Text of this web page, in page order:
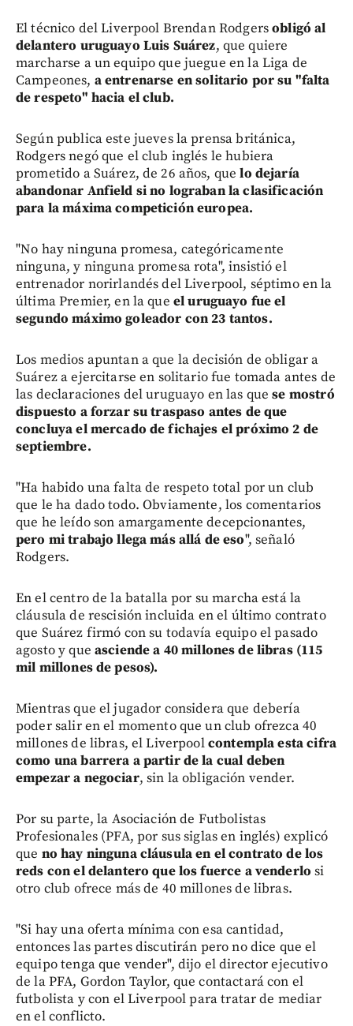
El técnico del Liverpool Brendan Rodgersobligó al
delantero uruguayo Luis Suárez, que quiere
marcharse a un equipo que juegue en la Liga de
Campeones, a entrenarse en solitario por su "falta
de respeto" hacia el club.
Según publica este jueves la prensa británica,
Rodgers negó que el club inglés le hubiera
prometido a Suárez, de 26 años, quelo dejaría
abandonar Anfield si no lograban la clasificación
para la máxima competición europea.
"No hay ninguna promesa, categóricamente
ninguna, y ninguna promesa rota", insistió el
entrenador norirlandés del Liverpool, séptimo en la
última Premier, en la que el uruguayo fue el
segundo máximo goleador con 23 tantos.
Los medios apuntan a que la decisión de obligar a
Suárez a ejercitarse en solitario fue tomada antes de
las declaraciones del uruguayo en las quese mostró
dispuesto a forzar su traspaso antes de que
concluya el mercado de fichajes el próximo 2 de
septiembre.
"Ha habido una falta de respeto total por un club
que le ha dado todo. Obviamente, los comentarios
que he leído son amargamente decepcionantes,
pero mi trabajo llega más allá de eso", señaló
Rodgers.
En el centro de la batalla por su marcha está la
cláusula de rescisión incluida en el último contrato
que Suárez firmó con su todavía equipo el pasado
agosto y que asciende a 40 millones de libras (115
mil millones de pesos).
Mientras que el jugador considera que debería
poder salir en el momento que un club ofrezca 40
millones de libras, el Liverpoolcontempla esta cifra
como una barrera a partir de la cual deben
empezar a negociar, sin la obligación vender.
Por su parte, la Asociación de Futbolistas
Profesionales (PFA, por sus siglas en inglés) explicó
que no hay ninguna cláusula en el contrato de los
reds con el delantero que los fuerce a venderlo si
otro club ofrece más de 40 millones de libras.
"Si hay una oferta mínima con esa cantidad,
entonces las partes discutirán pero no dice que el
equipo tenga que vender", dijo el director ejecutivo
de la PFA, Gordon Taylor, que contactará con el
futbolista y con el Liverpool para tratar de mediar
en el conflicto.